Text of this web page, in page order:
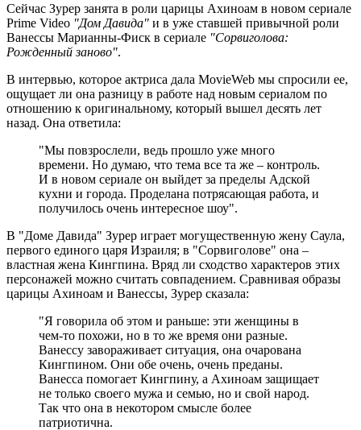
Сейчас Зурер занята в роли царицы Ахиноам в новом сериале
Prime Video "Дом Давида" и в уже ставшей привычной роли
Ванессы Марианны-Фиск в сериале "Сорвиголова:
Рожденный заново".
В интервью, которое актриса дала MovieWeb мы спросили ее,
ощущает ли она разницу в работе над новым сериалом по
отношению к оригинальному, который вышел десять лет
назад. Она ответила:
"Мы повзрослели, ведь прошло уже много
времени. Но думаю, что тема все та же – контроль.
И в новом сериале он выйдет за пределы Адской
кухни и города. Проделана потрясающая работа, и
получилось очень интересное шоу".
В "Доме Давида" Зурер играет могущественную жену Саула,
первого единого царя Израиля; в "Сорвиголове" она –
властная жена Кингпина. Вряд ли сходство характеров этих
персонажей можно считать совпадением. Сравнивая образы
царицы Ахиноам и Ванессы, Зурер сказала:
"Я говорила об этом и раньше: эти женщины в
чем-то похожи, но в то же время они разные.
Ванессу завораживает ситуация, она очарована
Кингпином. Они обе очень, очень преданы.
Ванесса помогает Кингпину, а Ахиноам защищает
не только своего мужа и семью, но и свой народ.
Так что она в некотором смысле более
патриотична.